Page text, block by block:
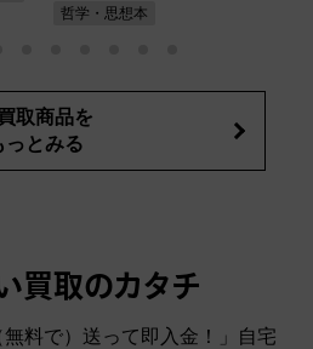
哲学・思想本
取商品を
っとみる
買取のカタチ
料で）送って即入金！」自宅